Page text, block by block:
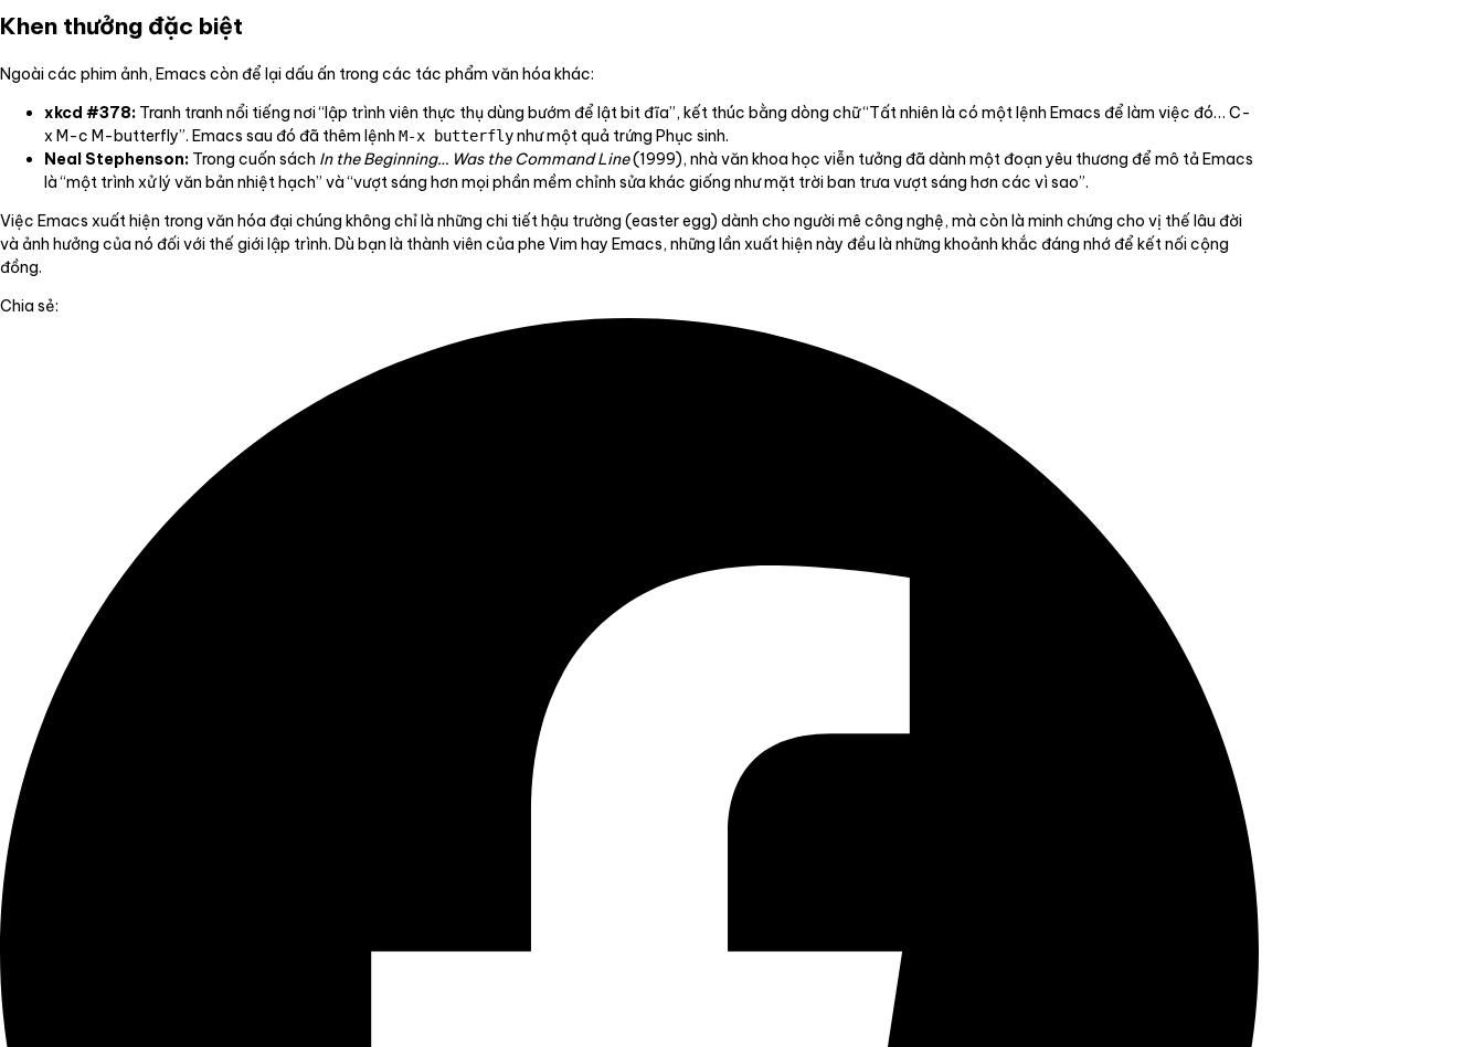
Khen thưởng đặc biệt
Ngoài các phim ảnh, Emacs còn để lại dấu ấn trong các tác phẩm văn hóa khác:
xkcd #378: Tranh tranh nổi tiếng nơi “lập trình viên thực thụ dùng bướm để lật bit đĩa”, kết thúc bằng dòng chữ “Tất nhiên là có một lệnh Emacs để làm việc đó… C-
x M-c M-butterfly”. Emacs sau đó đã thêm lệnh M-x butterflynhư một quả trứng Phục sinh.
Neal Stephenson: Trong cuốn sách In the Beginning… Was the Command Line(1999), nhà văn khoa học viễn tưởng đã dành một đoạn yêu thương để mô tả Emacs
là “một trình xử lý văn bản nhiệt hạch” và “vượt sáng hơn mọi phần mềm chỉnh sửa khác giống như mặt trời ban trưa vượt sáng hơn các vì sao”.
Việc Emacs xuất hiện trong văn hóa đại chúng không chỉ là những chi tiết hậu trường (easter egg) dành cho người mê công nghệ, mà còn là minh chứng cho vị thế lâu đời
và ảnh hưởng của nó đối với thế giới lập trình. Dù bạn là thành viên của phe Vim hay Emacs, những lần xuất hiện này đều là những khoảnh khắc đáng nhớ để kết nối cộng
đồng.
Chia sẻ: